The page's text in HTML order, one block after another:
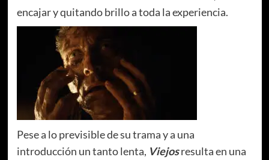
encajar y quitando brillo a toda la experiencia.
Pese a lo previsible de su trama y a una
introducción un tanto lenta, Viejos resulta en una